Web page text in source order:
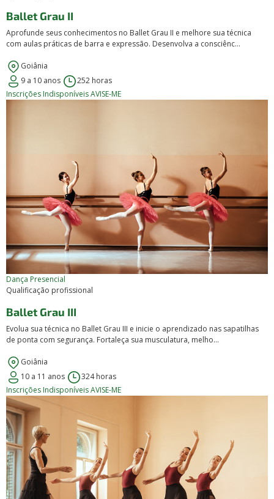
Ballet Grau II
Aprofunde seus conhecimentos no Ballet Grau II e melhore sua técnica
com aulas práticas de barra e expressão. Desenvolva a consciênc...
Goiânia
9 a 10 anos
252 horas
Inscrições IndisponíveisAVISE-ME
Dança Presencial
Qualificação profissional
Ballet Grau III
Evolua sua técnica no Ballet Grau III e inicie o aprendizado nas sapatilhas
de ponta com segurança. Fortaleça sua musculatura, melho...
Goiânia
10 a 11 anos
324 horas
Inscrições IndisponíveisAVISE-ME